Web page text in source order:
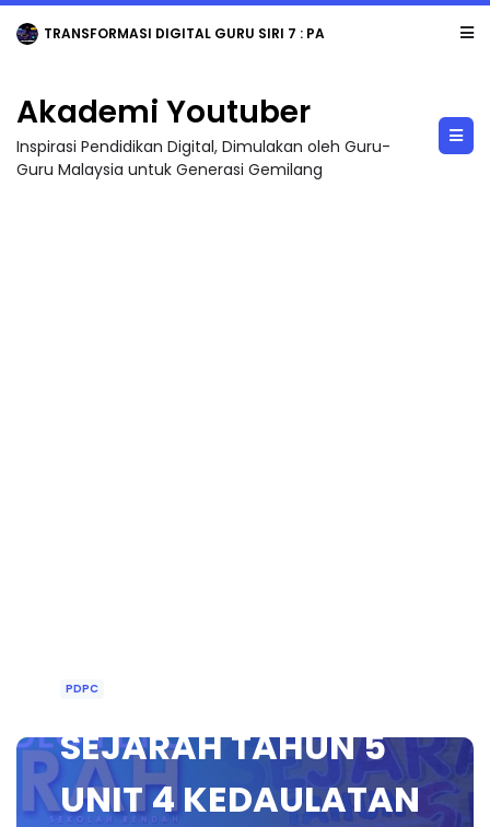
TRANSFORMASI DIGITAL GURU SIRI 7 : PAHLAWAN DIGITAL PENYELAMAT DUNIA
Akademi Youtuber
Inspirasi Pendidikan Digital, Dimulakan oleh Guru-
Guru Malaysia untuk Generasi Gemilang
PDPC
SEJARAH TAHUN 5
UNIT 4 KEDAULATAN